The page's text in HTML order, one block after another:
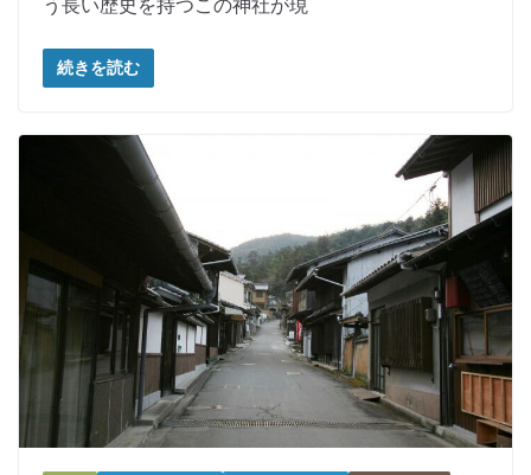
う長い歴史を持つこの神社が現
続きを読む